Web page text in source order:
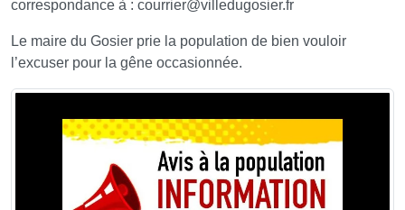
correspondance à : courrier@villedugosier.fr
Le maire du Gosier prie la population de bien vouloir
l’excuser pour la gêne occasionnée.